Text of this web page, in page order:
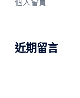
個人會員
近期留言